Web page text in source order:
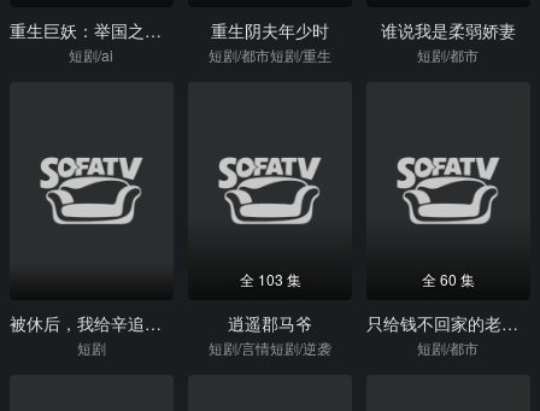
重生巨妖：举国之力喂出无敌战神（33集）Ai短剧
短剧/ai
重生阴夫年少时
短剧/都市短剧/重生
谁说我是柔弱娇妻
短剧/都市
被休后，我给辛追当主厨
短剧
全 103 集
逍遥郡马爷
短剧/言情短剧/逆袭
全 60 集
只给钱不回家的老公忽然回来了
短剧/都市